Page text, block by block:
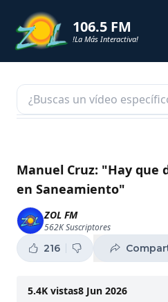
106.5 FM
!La Más Interactiva!
NOTICIAS
SHORTS
PODCAST
ZOL TV
Manuel Cruz: "Hay que
en Saneamiento"
ZOL FM
562KSuscriptores
216
5.4K vistas8 Jun 2026